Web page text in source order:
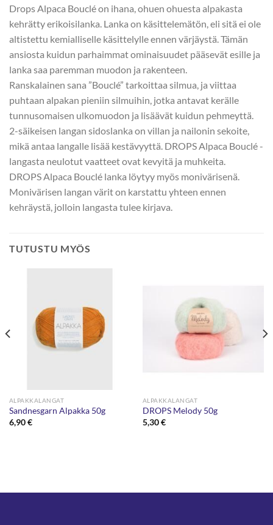
Drops Alpaca Bouclé on ihana, ohuen ohuesta alpakasta
kehrätty erikoisilanka. Lanka on käsittelemätön, eli sitä ei ole
altistettu kemialliselle käsittelylle ennen värjäystä. Tämän
ansiosta kuidun parhaimmat ominaisuudet pääsevät esille ja
lanka saa paremman muodon ja rakenteen.
Ranskalainen sana ”Bouclé” tarkoittaa silmua, ja viittaa
puhtaan alpakan pieniin silmuihin, jotka antavat kerälle
tunnusomaisen ulkomuodon ja lisäävät kuidun pehmeyttä.
2-säikeisen langan sidoslanka on villan ja nailonin sekoite,
mikä antaa langalle lisää kestävyyttä. DROPS Alpaca Bouclé -
langasta neulotut vaatteet ovat kevyitä ja muhkeita.
DROPS Alpaca Bouclé lanka löytyy myös monivärisenä.
Monivärisen langan värit on karstattu yhteen ennen
kehräystä, jolloin langasta tulee kirjava.
TUTUSTU MYÖS
ALPAKKALANGAT
Sandnesgarn Alpakka 50g
6,90€
ALPAKKALANGAT
DROPS Melody 50g
5,30€